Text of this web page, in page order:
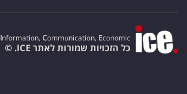
Information, Communication, Economic
כל הזכויות שמורות לאתר ICE. ©